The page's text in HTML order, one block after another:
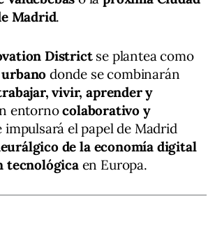
Madrid.
Districtse plantea como
donde se combinarán
vivir, aprender y
entornocolaborativo y
impulsará el papel de Madrid
de la economía digital
tecnológicaen Europa.